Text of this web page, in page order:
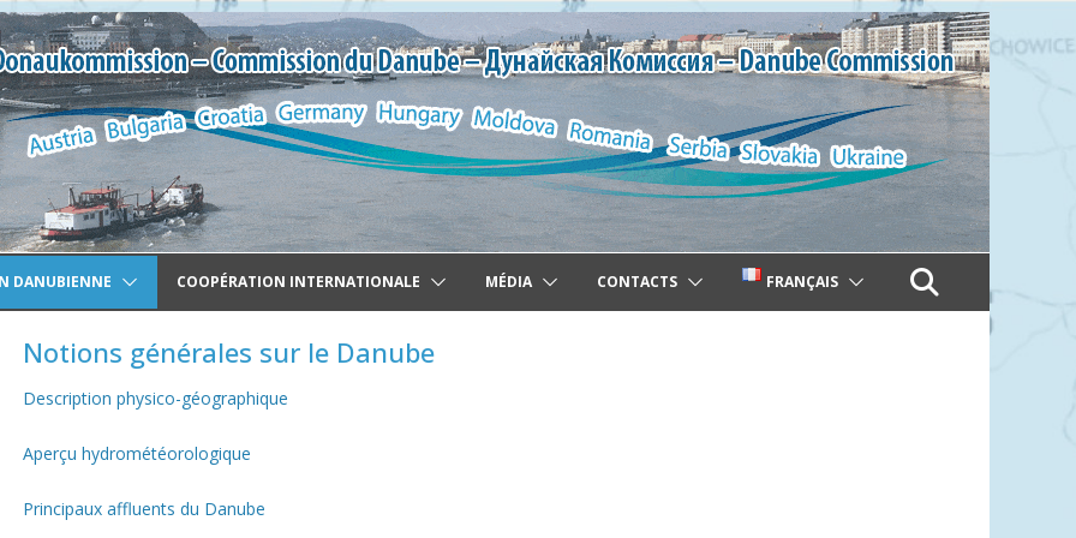
DANUBIENNE COOPÉRATION INTERNATIONALE MÉDIA CONTACTS FRANÇAIS
Notions générales sur le Danube
Description physico-géographique
Aperçu hydrométéorologique
Principaux affluents du Danube